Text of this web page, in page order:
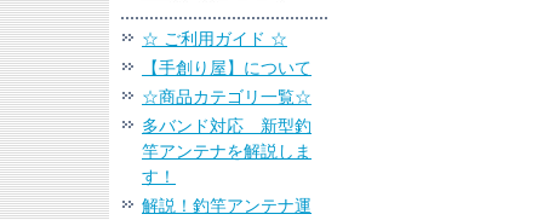
☆ ご利用ガイド ☆
【手創り屋】について
☆商品カテゴリ一覧☆
多バンド対応 新型釣
竿アンテナを解説しま
す！
解説！釣竿アンテナ運